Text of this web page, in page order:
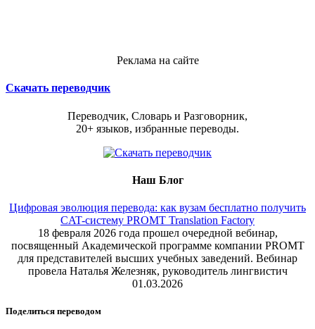
Реклама на сайте
Скачать переводчик
Переводчик, Словарь и Разговорник,
20+ языков, избранные переводы.
Наш Блог
Цифровая эволюция перевода: как вузам бесплатно получить
CAT-систему PROMT Translation Factory
18 февраля 2026 года прошел очередной вебинар,
посвященный Академической программе компании PROMT
для представителей высших учебных заведений. Вебинар
провела Наталья Железняк, руководитель лингвистич
01.03.2026
Поделиться переводом